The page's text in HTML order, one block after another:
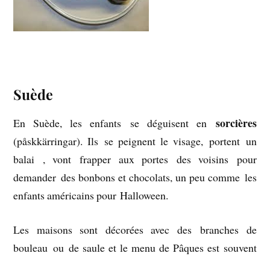
Suède
En Suède, les enfants se déguisent en sorcières
(påskkärringar). Ils se peignent le visage, portent un
balai , vont frapper aux portes des voisins pour
demander des bonbons et chocolats, un peu comme les
enfants américains pour Halloween.
Les maisons sont décorées avec des branches de
bouleau ou de saule et le menu de Pâques est souvent